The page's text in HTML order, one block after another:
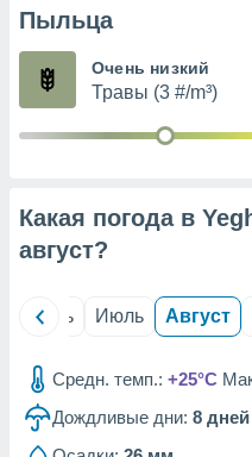
из
рекламы
Пыльца
Очень низкий
Травы (3 #/m³)
Какая погода в
август?
Июнь Июль Август
Средн. темп.: +25°C
Дождливые дни: 8 дней